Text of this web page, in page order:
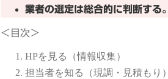
業者の選定は総合的に判断する。
＜目次＞
HPを見る（情報収集）
担当者を知る（現調・見積もり）